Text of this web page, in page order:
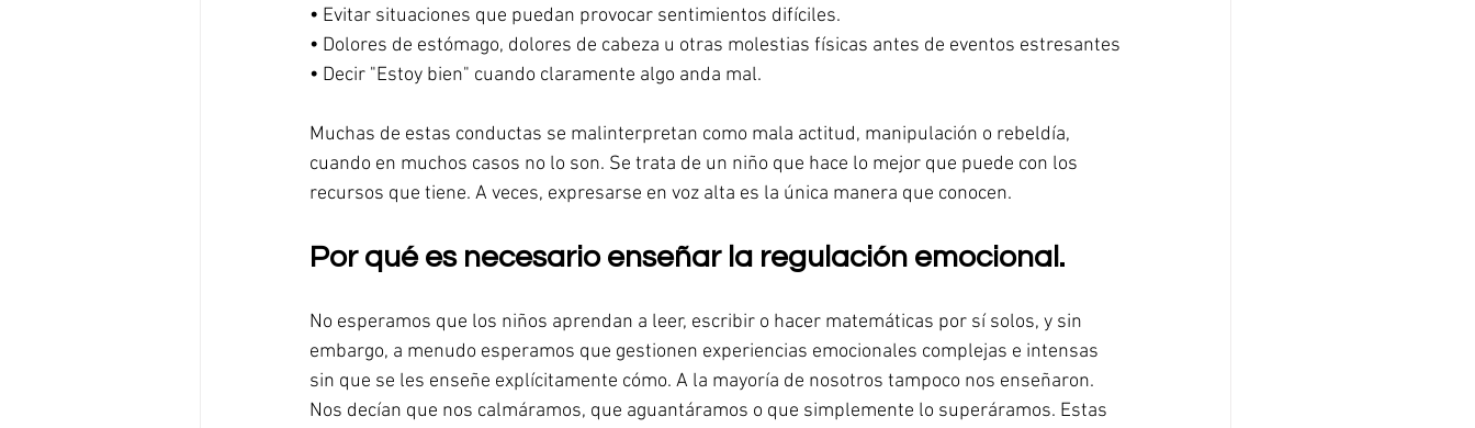
• Evitar situaciones que puedan provocar sentimientos difíciles.
• Dolores de estómago, dolores de cabeza u otras molestias físicas antes de eventos estresantes
• Decir "Estoy bien" cuando claramente algo anda mal.
Muchas de estas conductas se malinterpretan como mala actitud, manipulación o rebeldía,
cuando en muchos casos no lo son. Se trata de un niño que hace lo mejor que puede con los
recursos que tiene. A veces, expresarse en voz alta es la única manera que conocen.
Por qué es necesario enseñar la regulación emocional.
No esperamos que los niños aprendan a leer, escribir o hacer matemáticas por sí solos, y sin
embargo, a menudo esperamos que gestionen experiencias emocionales complejas e intensas
sin que se les enseñe explícitamente cómo. A la mayoría de nosotros tampoco nos enseñaron.
Nos decían que nos calmáramos, que aguantáramos o que simplemente lo superáramos. Estas